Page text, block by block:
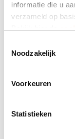
informatie die u
verzameld op
Noodzakelijk
Voorkeuren
Statistieken
Papier de soie -
À partir de 480
à partir de 0,07 €